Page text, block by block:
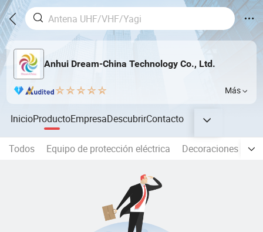
Anhui Dream-China Technology Co., Ltd.
Más
InicioProductoEmpresaDescubrirContacto
Todos Equipo de protección eléctrica Decoraciones